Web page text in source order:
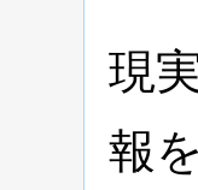
現
報